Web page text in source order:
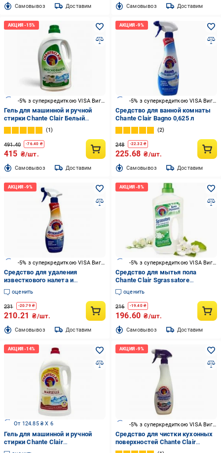
Cамовывоз Доставим Cамовывоз Доставим
-5% з суперкредиткою VISA Вигода
Гель для машинной и ручной
стирки Chante Clair Белый
мускус 1,575 л
1
491.40 -76.40 ₴
415 ₴/шт.
Cамовывоз Доставим
-5% з суперкредиткою VISA Вигода
Средство для ванной комнаты
Chante Clair Bagno 0,625 л
2
248 -22.32₴
225.68 ₴/шт.
Cамовывоз Доставим
-5% з суперкредиткою VISA Вигода
Средство для удаления
известкового налета и
ржавчины Chante Clair
Anticalcare Extra Rapido 0,625 л
оценить
231 -20.79₴
210.21 ₴/шт.
Cамовывоз Доставим
-5% з суперкредиткою VISA Вигода
Средство для мытья пола
Chante Clair Sgrassatore
GrSuperfici Muschio Bianco 0,75 л
оценить
216 -19.40₴
196.60 ₴/шт.
Cамовывоз Доставим
От 124.85 ₴ X 6
Гель для машинной и ручной
стирки Chante Clair
Марсельское мыло 3,6 л
-5% з суперкредиткою VISA Вигода
Средство для чистки кухонных
поверхностей Chante Clair
Sgrassatore Лаванда 0,6 л